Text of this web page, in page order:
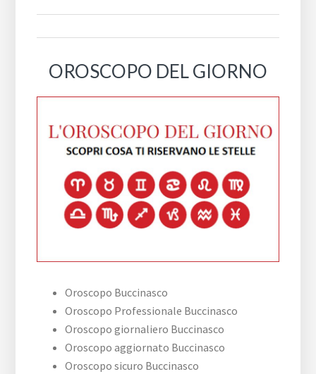
OROSCOPO DEL GIORNO
Oroscopo Buccinasco
Oroscopo Professionale Buccinasco
Oroscopo giornaliero Buccinasco
Oroscopo aggiornato Buccinasco
Oroscopo sicuro Buccinasco